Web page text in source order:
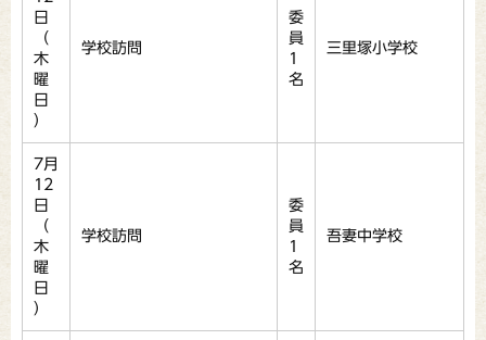
日
（
木
曜
日
）
学校訪問
委
員
1
名
三里塚小学校
7月
12
日
（
木
曜
日
）
学校訪問
委
員
1
名
吾妻中学校